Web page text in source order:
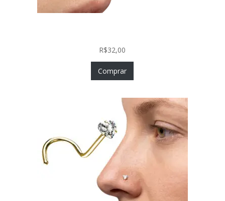
R$32,00
Comprar